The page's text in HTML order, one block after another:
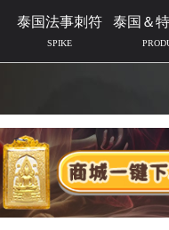
泰国法事刺符
SPIKE
泰国＆